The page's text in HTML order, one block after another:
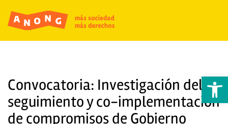
Abrir
Convocatoria: Investigación del
seguimiento y co-implementación
de compromisos de Gobierno